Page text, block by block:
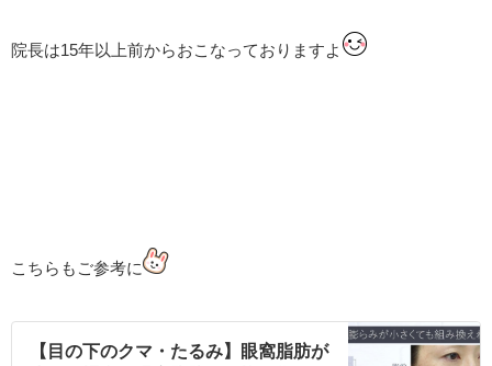
院長は15年以上前からおこなっておりますよ
こちらもご参考に
【目の下のクマ・たるみ】眼窩脂肪が